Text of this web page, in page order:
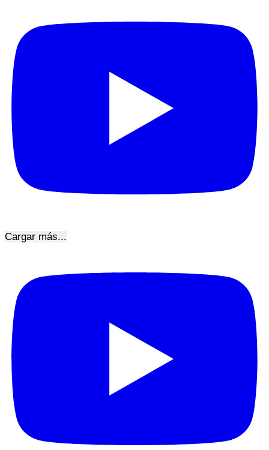
Cargar más...